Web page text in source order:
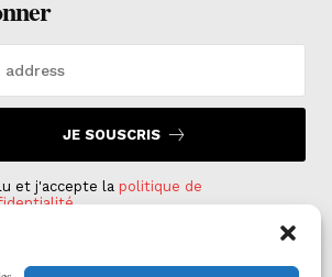
JE SOUSCRIS
et j'accepte la politique de
.